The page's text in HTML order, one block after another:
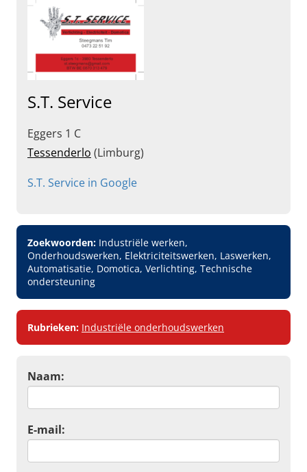
S.T. Service
Eggers 1 C
Tessenderlo (Limburg)
S.T. Service in Google
Zoekwoorden: Industriële werken,
Onderhoudswerken, Elektriciteitswerken, Laswerken,
Automatisatie, Domotica, Verlichting, Technische
ondersteuning
Rubrieken: Industriële onderhoudswerken
Naam:
E-mail: